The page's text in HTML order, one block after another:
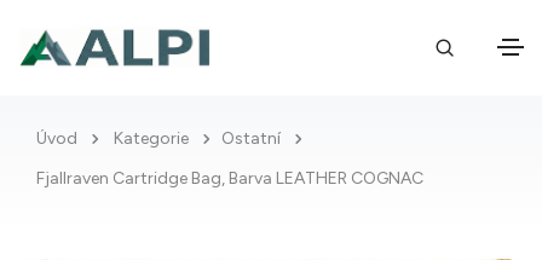
Úvod Kategorie
Ostatní
Fjallraven Cartridge Bag, Barva LEATHER COGNAC